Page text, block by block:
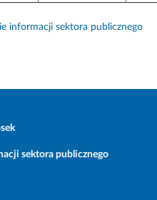
informacji sektora publicznego
sektora publicznego